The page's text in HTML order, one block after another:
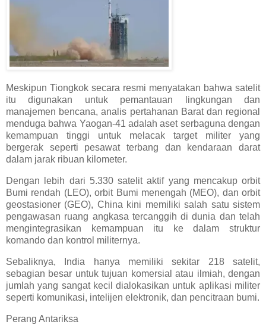
Meskipun Tiongkok secara resmi menyatakan bahwa satelit
itu digunakan untuk pemantauan lingkungan dan
manajemen bencana, analis pertahanan Barat dan regional
menduga bahwa Yaogan-41 adalah aset serbaguna dengan
kemampuan tinggi untuk melacak target militer yang
bergerak seperti pesawat terbang dan kendaraan darat
dalam jarak ribuan kilometer.
Dengan lebih dari 5.330 satelit aktif yang mencakup orbit
Bumi rendah (LEO), orbit Bumi menengah (MEO), dan orbit
geostasioner (GEO), China kini memiliki salah satu sistem
pengawasan ruang angkasa tercanggih di dunia dan telah
mengintegrasikan kemampuan itu ke dalam struktur
komando dan kontrol militernya.
Sebaliknya, India hanya memiliki sekitar 218 satelit,
sebagian besar untuk tujuan komersial atau ilmiah, dengan
jumlah yang sangat kecil dialokasikan untuk aplikasi militer
seperti komunikasi, intelijen elektronik, dan pencitraan bumi.
Perang Antariksa